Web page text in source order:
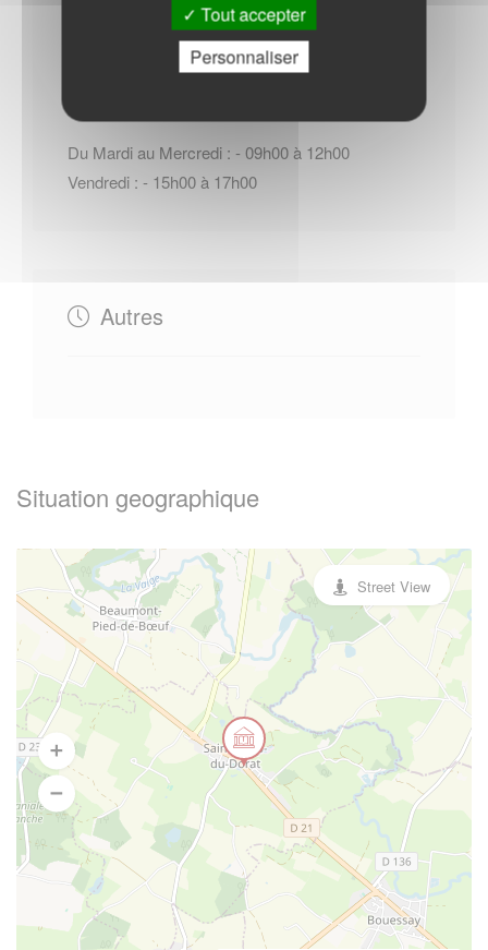
Horaires Mairie
Du Mardi au Mercredi : - 09h00 à 12h00
Vendredi : - 15h00 à 17h00
Autres
Situation geographique
Street View
Tout accepter
Personnaliser